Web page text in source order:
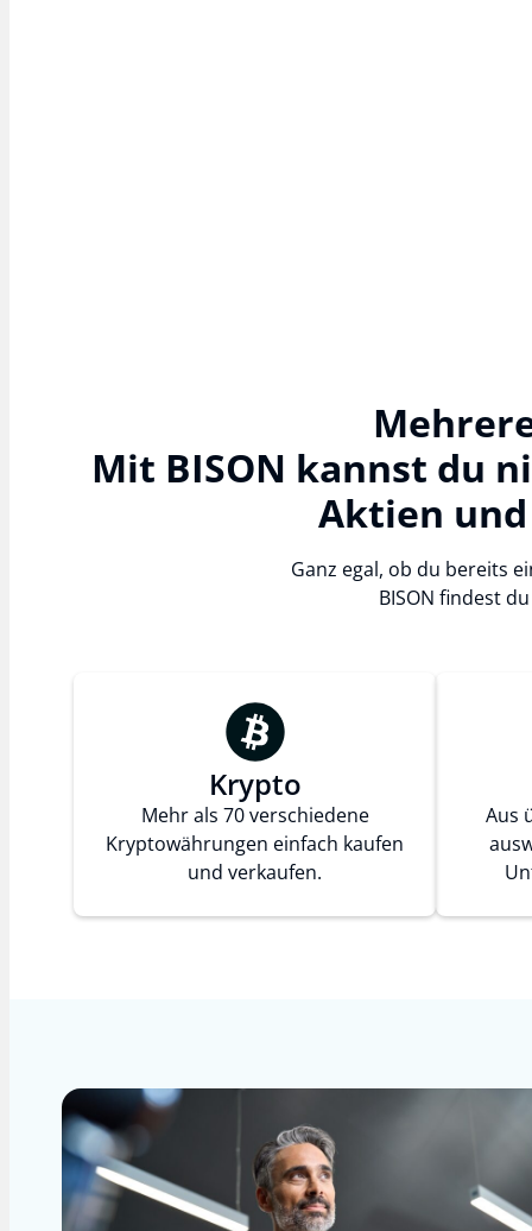
Mit BISON kannst du
Aktien und
Ganz egal, ob du bereits
BISON findest
Krypto
Mehr als 70 verschiedene
Kryptowährungen einfach kaufen
und verkaufen.
Aus